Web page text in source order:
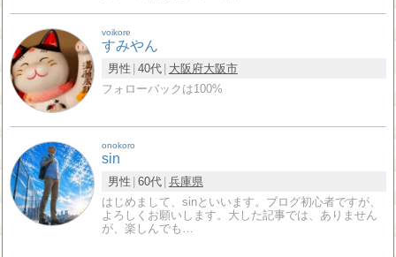
voikore
すみやん
男性 40代 大阪府大阪市
フォローバックは100%
onokoro
sin
男性 60代 兵庫県
はじめまして、sinといいます。ブログ初心者ですが、
よろしくお願いします。大した記事では、ありません
が、楽しんでも…